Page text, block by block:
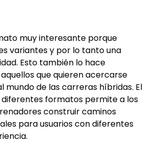
muy interesante porque
variantes y por lo tanto una
Esto también lo hace
que quieren acercarse
mundo de las carreras híbridas. El
formatos permite a los
construir caminos
para usuarios con diferentes